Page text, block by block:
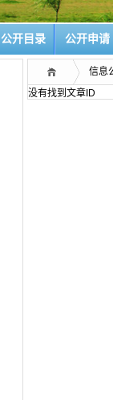
公开目录 公开申请
信息
没有找到文章ID